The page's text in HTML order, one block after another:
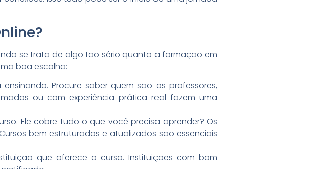
se trata de algo tão sério quanto a formação em
boa escolha:
Procure saber quem são os professores,
ou com experiência prática real fazem uma
Ele cobre tudo o que você precisa aprender? Os
bem estruturados e atualizados são essenciais
que oferece o curso. Instituições com bom